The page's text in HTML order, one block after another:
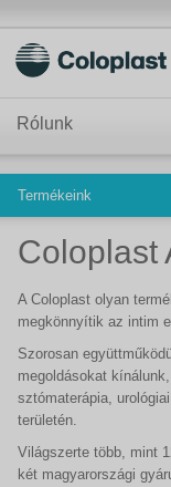
Rólunk
Termékeink
Coloplast
A Coloplast olyan
megkönnyítik az intim
Szorosan
megoldásokat
sztómaterápia,
területén.
Világszerte több, mint
két magyarországi